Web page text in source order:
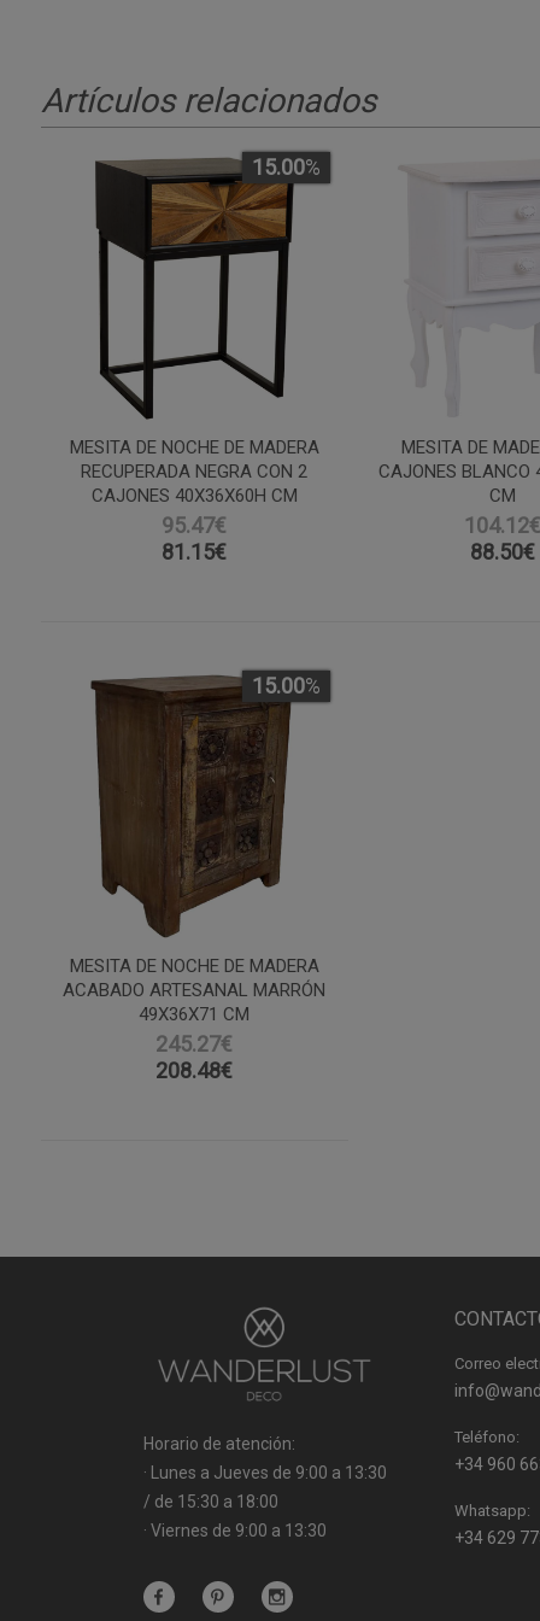
Artículos relacionados
MESITA DE NOCHE DE MADERA
RECUPERADA NEGRA CON 2
CAJONES 40X36X60H CM
95.47€
15.00%
81.15€
MESITA DE
CAJONES BLANCO
CM
104.12€
88.50€
MESITA DE NOCHE DE MADERA
ACABADO ARTESANAL MARRÓN
49X36X71 CM
245.27€
15.00%
208.48€
Horario de atención:
· Lunes a Jueves de 9:00 a 13:30
/ de 15:30 a 18:00
· Viernes de 9:00 a 13:30
Correo
Teléfono:
+34 960
Whatsapp:
+34 629